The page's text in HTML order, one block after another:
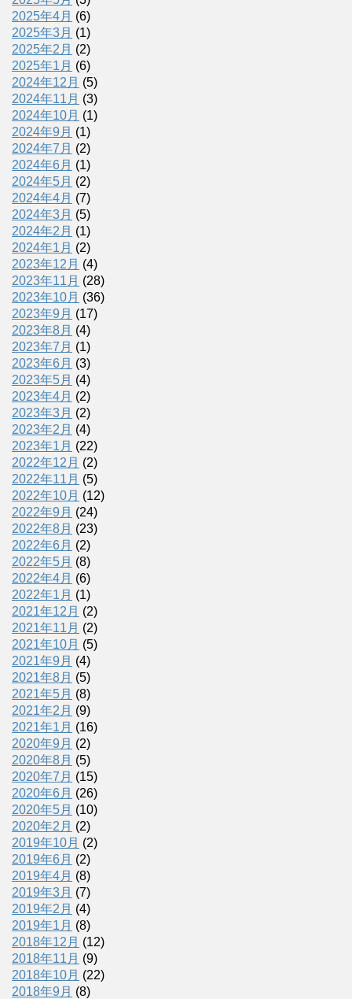
2025年4月 (6)
2025年3月 (1)
2025年2月 (2)
2025年1月 (6)
2024年12月 (5)
2024年11月 (3)
2024年10月 (1)
2024年9月 (1)
2024年7月 (2)
2024年6月 (1)
2024年5月 (2)
2024年4月 (7)
2024年3月 (5)
2024年2月 (1)
2024年1月 (2)
2023年12月 (4)
2023年11月 (28)
2023年10月 (36)
2023年9月 (17)
2023年8月 (4)
2023年7月 (1)
2023年6月 (3)
2023年5月 (4)
2023年4月 (2)
2023年3月 (2)
2023年2月 (4)
2023年1月 (22)
2022年12月 (2)
2022年11月 (5)
2022年10月 (12)
2022年9月 (24)
2022年8月 (23)
2022年6月 (2)
2022年5月 (8)
2022年4月 (6)
2022年1月 (1)
2021年12月 (2)
2021年11月 (2)
2021年10月 (5)
2021年9月 (4)
2021年8月 (5)
2021年5月 (8)
2021年2月 (9)
2021年1月 (16)
2020年9月 (2)
2020年8月 (5)
2020年7月 (15)
2020年6月 (26)
2020年5月 (10)
2020年2月 (2)
2019年10月 (2)
2019年6月 (2)
2019年4月 (8)
2019年3月 (7)
2019年2月 (4)
2019年1月 (8)
2018年12月 (12)
2018年11月 (9)
2018年10月 (22)
2018年9月 (8)